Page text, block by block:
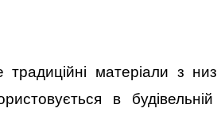
традиційні матеріали з
в